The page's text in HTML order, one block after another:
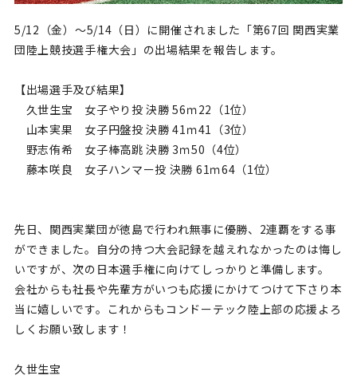
5/12（金）～5/14（日）に開催されました「第67回 関西実業
団陸上競技選手権大会」の出場結果を報告します。
【出場選手及び結果】
久世生宝 女子やり投 決勝 56ｍ22（1位）
山本実果 女子円盤投 決勝 41ｍ41（3位）
野志侑希 女子棒高跳 決勝 3ｍ50 （4位）
藤本咲良 女子ハンマー投 決勝 61ｍ64（1位）
先日、関西実業団が徳島で行われ無事に優勝、2連覇をする事
ができました。自分の持つ大会記録を越えれなかったのは悔し
いですが、次の日本選手権に向けてしっかりと準備します。
会社からも社長や先輩方がいつも応援にかけてつけて下さり本
当に嬉しいです。これからもコンドーテック陸上部の応援よろ
しくお願い致します！
久世生宝